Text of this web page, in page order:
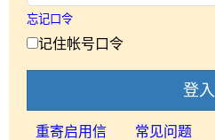
忘记口令
记住帐号口令
登入
重寄启用信 常见问题